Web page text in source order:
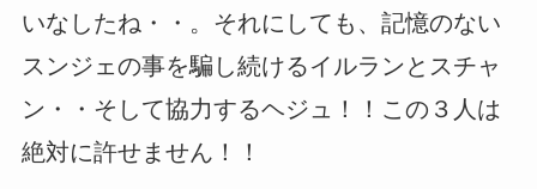
いなしたね・・。それにしても、記憶のない
スンジェの事を騙し続けるイルランとスチャ
ン・・そして協力するヘジュ！！この３人は
絶対に許せません！！